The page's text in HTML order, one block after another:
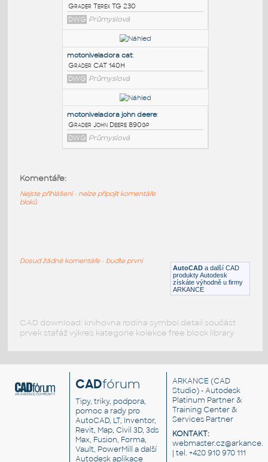
volvo g720:
Grejdr Volvo G720
DWG Průmyslová
motoniveladora terex tg280:
Grader Terex TG 230
DWG Průmyslová
DWG
Průmyslová
AutoCAD a další CAD
produkty Autodesk
získáte výhodně u firmy
ARKANCE
Komentáře:
Nejste přihlášeni - nelze připojit komentáře
bloků
Dosud žádné komentáře - buďte první
CAD download: knihovna rodina symbol detail součást
prvek stafáž výkres kategorie kolekce free block library
CADfórum
Tipy, triky, podpora,
pomoc a rady pro
AutoCAD, LT, Inventor,
Revit, Map, Civil 3D, 3ds
Max, Fusion, Forma,
Vault, PowerMill a další
Autodesk aplikace
ARKANCE (CAD
Studio) - Autodesk
Platinum Partner &
Training Center &
Services Partner
KONTAKT:
| tel. +420 910 970 111